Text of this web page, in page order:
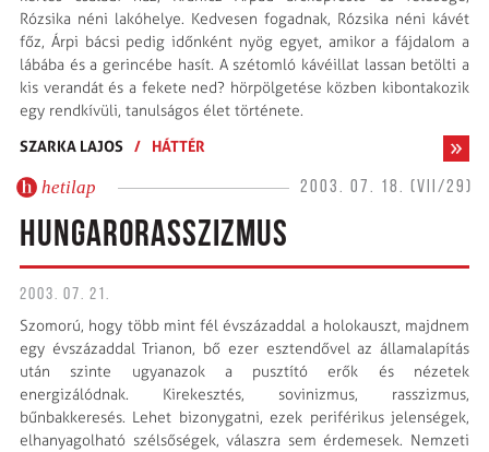
Rózsika néni lakóhelye. Kedvesen fogadnak, Rózsika néni kávét
főz, Árpi bácsi pedig időnként nyög egyet, amikor a fájdalom a
lábába és a gerincébe hasít. A szétomló kávéillat lassan betölti a
kis verandát és a fekete ned? hörpölgetése közben kibontakozik
egy rendkívüli, tanulságos élet története.
SZARKA LAJOS / HÁTTÉR
hetilap 2003. 07. 18. (VII/29)
HUNGARORASSZIZMUS
2003. 07. 21.
Szomorú, hogy több mint fél évszázaddal a holokauszt, majdnem
egy évszázaddal Trianon, bő ezer esztendővel az államalapítás
után szinte ugyanazok a pusztító erők és nézetek
energizálódnak. Kirekesztés, sovinizmus, rasszizmus,
bűnbakkeresés. Lehet bizonygatni, ezek periférikus jelenségek,
elhanyagolható szélsőségek, válaszra sem érdemesek. Nemzeti